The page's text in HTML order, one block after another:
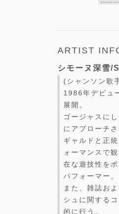
ARTIST
シモーヌ深雪
(シャンソン歌
1986年デビュ
展開。
ゴージャスに
にアプローチ
ギャルドと正
ォーマンスで
在な遊技性を
パフォーマー。
また、雑誌お
シュに関する
的に行う。